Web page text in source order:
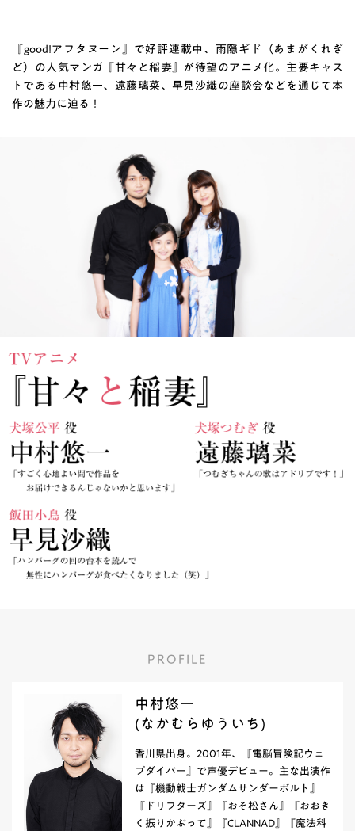
『good!アフタヌーン』で好評連載中、雨隠ギド（あまがくれぎ
ど）の人気マンガ『甘々と稲妻』が待望のアニメ化。主要キャス
トである中村悠一、遠藤璃菜、早見沙織の座談会などを通じて本
作の魅力に迫る！
PROFILE
中村悠一
(なかむらゆういち)
香川県出身。2001年、『電脳冒険記ウェ
ブダイバー』で声優デビュー。主な出演作
は『機動戦士ガンダムサンダーボルト』
『ドリフターズ』『おそ松さん』『おおき
く振りかぶって』『CLANNAD』『魔法科